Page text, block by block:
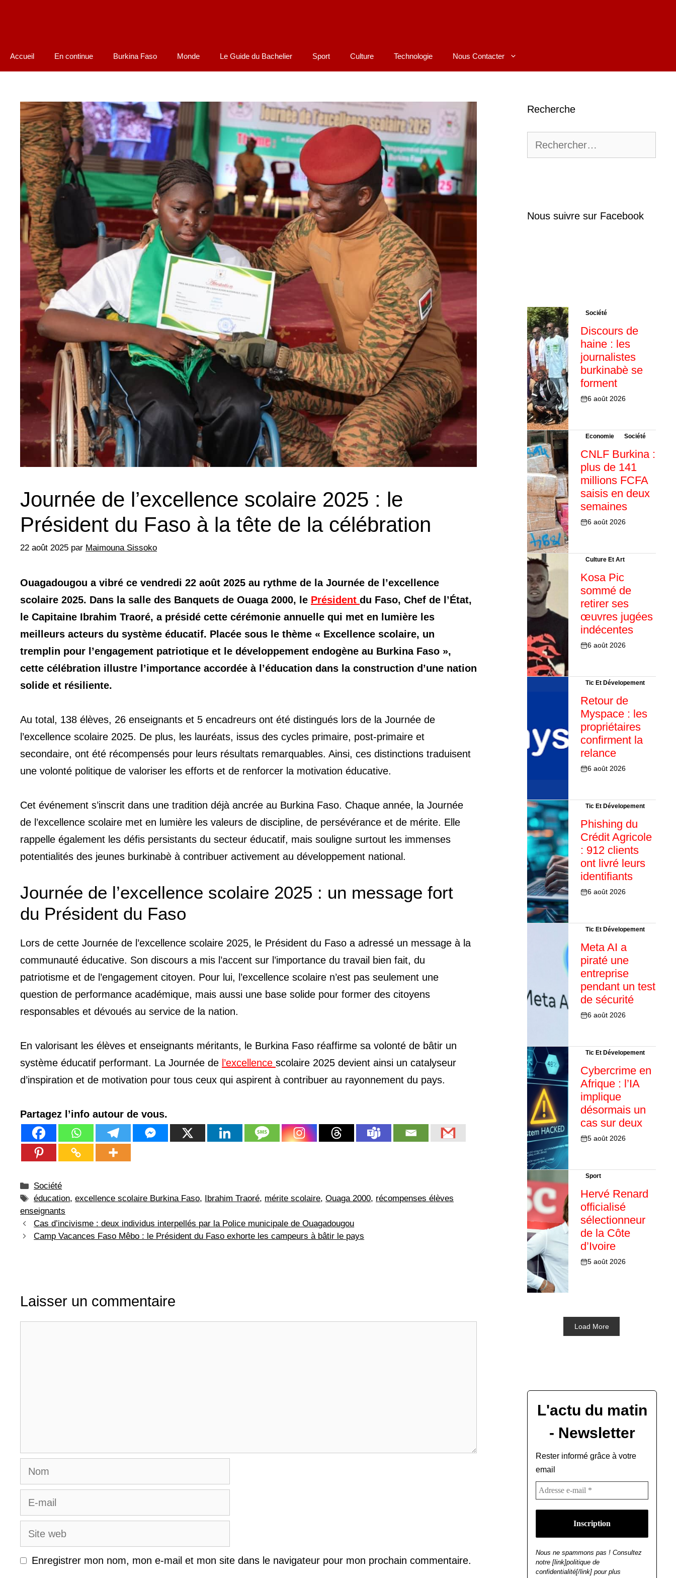
Accueil En continue Burkina Faso Monde Le Guide du Bachelier Sport Culture Technologie Nous Contacter
Journée de l’excellence scolaire 2025 : le
Président du Faso à la tête de la célébration
22 août 2025 par Maimouna Sissoko
Ouagadougou a vibré ce vendredi 22 août 2025 au rythme de la Journée de l’excellence
scolaire 2025. Dans la salle des Banquets de Ouaga 2000, le Président du Faso, Chef de l’État,
le Capitaine Ibrahim Traoré, a présidé cette cérémonie annuelle qui met en lumière les
meilleurs acteurs du système éducatif. Placée sous le thème « Excellence scolaire, un
tremplin pour l’engagement patriotique et le développement endogène au Burkina Faso »,
cette célébration illustre l’importance accordée à l’éducation dans la construction d’une nation
solide et résiliente.
Au total, 138 élèves, 26 enseignants et 5 encadreurs ont été distingués lors de la Journée de
l’excellence scolaire 2025. De plus, les lauréats, issus des cycles primaire, post-primaire et
secondaire, ont été récompensés pour leurs résultats remarquables. Ainsi, ces distinctions traduisent
une volonté politique de valoriser les efforts et de renforcer la motivation éducative.
Cet événement s’inscrit dans une tradition déjà ancrée au Burkina Faso. Chaque année, la Journée
de l’excellence scolaire met en lumière les valeurs de discipline, de persévérance et de mérite. Elle
rappelle également les défis persistants du secteur éducatif, mais souligne surtout les immenses
potentialités des jeunes burkinabè à contribuer activement au développement national.
Journée de l’excellence scolaire 2025 : un message fort
du Président du Faso
Lors de cette Journée de l’excellence scolaire 2025, le Président du Faso a adressé un message à la
communauté éducative. Son discours a mis l’accent sur l’importance du travail bien fait, du
patriotisme et de l’engagement citoyen. Pour lui, l’excellence scolaire n’est pas seulement une
question de performance académique, mais aussi une base solide pour former des citoyens
responsables et dévoués au service de la nation.
En valorisant les élèves et enseignants méritants, le Burkina Faso réaffirme sa volonté de bâtir un
système éducatif performant. La Journée de l’excellence scolaire 2025 devient ainsi un catalyseur
d’inspiration et de motivation pour tous ceux qui aspirent à contribuer au rayonnement du pays.
Partagez l’info autour de vous.
Catégories
Société
Étiquettes
éducation,excellence scolaire Burkina Faso, Ibrahim Traoré, mérite scolaire,Ouaga 2000, récompenses élèves
enseignants
Cas d’incivisme : deux individus interpellés par la Police municipale de Ouagadougou
Camp Vacances Faso Mêbo : le Président du Faso exhorte les campeurs à bâtir le pays
Laisser un commentaire
Nom
E-
mail
Site
web
Enregistrer mon nom, mon e-mail et mon site dans le navigateur pour mon prochain commentaire.
Recherche
Nous suivre sur Facebook
Société
Discours de
haine : les
journalistes
burkinabè se
forment
6 août 2026
Economie Société
CNLF Burkina :
plus de 141
millions FCFA
saisis en deux
semaines
6 août 2026
Culture Et Art
Kosa Pic
sommé de
retirer ses
œuvres jugées
indécentes
6 août 2026
Tic Et Dévelopement
Retour de
Myspace : les
propriétaires
confirment la
relance
6 août 2026
Tic Et Dévelopement
Phishing du
Crédit Agricole
: 912 clients
ont livré leurs
identifiants
6 août 2026
Tic Et Dévelopement
Meta AI a
piraté une
entreprise
pendant un test
de sécurité
6 août 2026
Tic Et Dévelopement
Cybercrime en
Afrique : l’IA
implique
désormais un
cas sur deux
5 août 2026
Sport
Hervé Renard
officialisé
sélectionneur
de la Côte
d’Ivoire
5 août 2026
Load More
L'actu du matin
- Newsletter
Rester informé grâce à votre
email
Nous ne spammons pas ! Consultez
notre [link]politique de
confidentialité[/link] pour plus